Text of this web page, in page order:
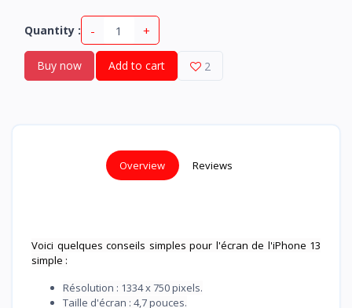
Quantity : - +
Buy now Add to cart 2
Overview Reviews
Voici quelques conseils simples pour l'écran de l'iPhone 13
simple :
Résolution : 1334 x 750 pixels.
Taille d'écran : 4,7 pouces.